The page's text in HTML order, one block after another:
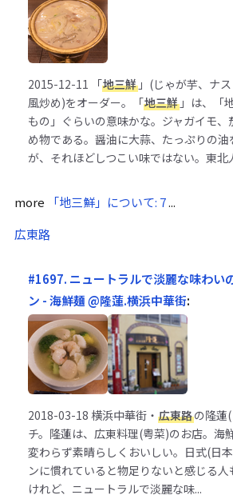
2015-12-11 「地三鮮」(じゃが芋、ナ
風炒め)をオーダー。「地三鮮」は、「
もの」ぐらいの意味かな。ジャガイモ
め物である。醤油に大蒜、たっぷりの油
が、それほどしつこい味ではない。東北
more 「地三鮮」について: 7...
広東路
#1697. ニュートラルで淡麗な味わい
ン - 海鮮麺 @隆蓮.横浜中華街:
2018-03-18 横浜中華街・ 広東路の隆蓮
チ。隆蓮は、広東料理(粤菜)のお店。海
変わらず素晴らしくおいしい。日式(日
ンに慣れていると物足りないと感じる
けれど、ニュートラルで淡麗な味...